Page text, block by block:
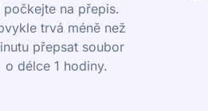
počkejte na přepis.
trvá méně než
přepsat soubor
o délce 1 hodiny.